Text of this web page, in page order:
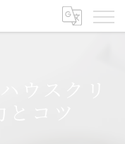
ウスクリ
コツ